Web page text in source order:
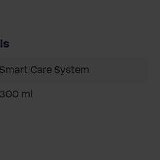
Smart Care System
300 ml